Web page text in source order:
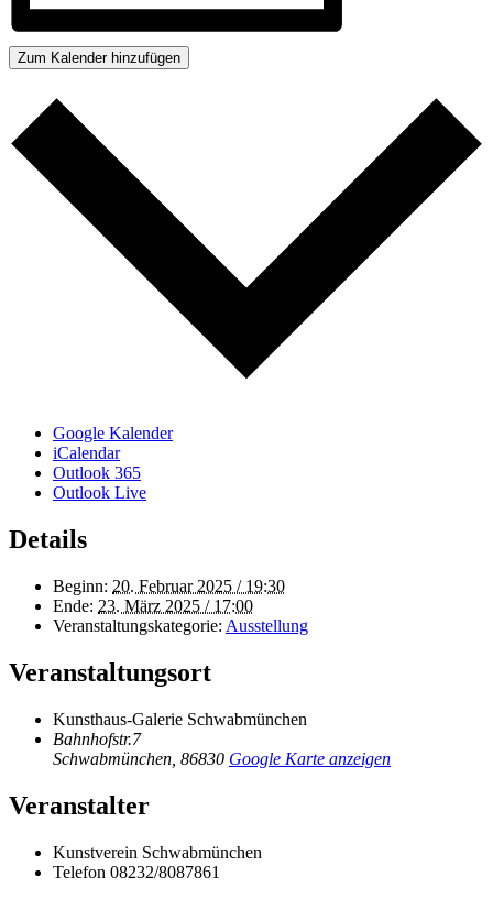
Zum Kalender hinzufügen
Google Kalender
iCalendar
Outlook 365
Outlook Live
Details
Beginn: 20. Februar 2025 / 19:30
Ende: 23. März 2025 / 17:00
Veranstaltungskategorie: Ausstellung
Veranstaltungsort
Kunsthaus-Galerie Schwabmünchen
Bahnhofstr.7
Schwabmünchen 86830 Google Karte anzeigen
Veranstalter
Kunstverein Schwabmünchen
Telefon 08232/8087861